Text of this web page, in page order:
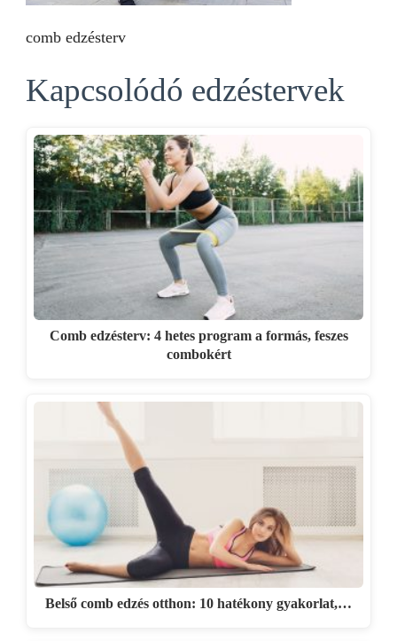
comb edzésterv
Kapcsolódó edzéstervek
Comb edzésterv: 4 hetes program a formás, feszes
combokért
Belső comb edzés otthon: 10 hatékony gyakorlat,…